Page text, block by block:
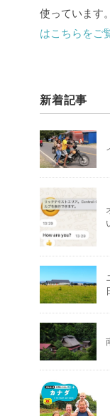
使っています。
はこちらをご
新着記事